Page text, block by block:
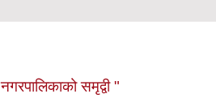
समृद्वी "